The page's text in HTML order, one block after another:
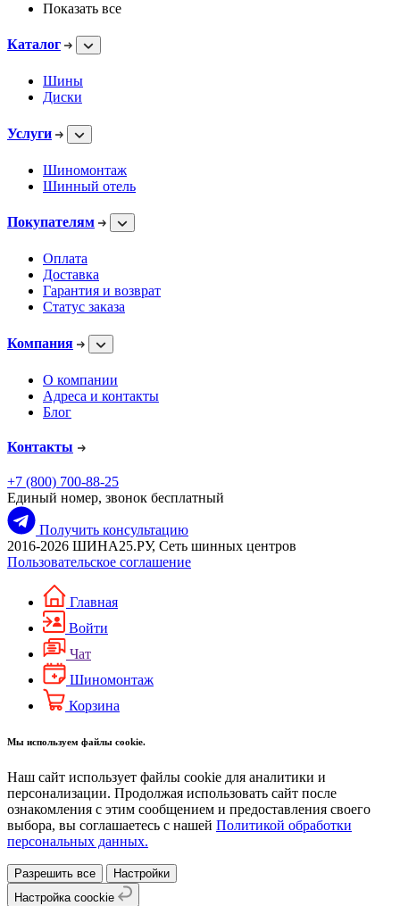
Показать все
Каталог
Шины
Диски
Услуги
Шиномонтаж
Шинный отель
Покупателям
Оплата
Доставка
Гарантия и возврат
Статус заказа
Компания
О компании
Адреса и контакты
Блог
Контакты
+7 (800) 700-88-25
Единый номер, звонок бесплатный
Получить консультацию
2016-2026 ШИНА25.РУ, Сеть шинных центров
Пользовательское соглашение
Главная
Войти
Чат
Шиномонтаж
Корзина
Мы используем файлы cookie.
Наш сайт использует файлы cookie для аналитики и
персонализации. Продолжая использовать сайт после
ознакомления с этим сообщением и предоставления своего
выбора, вы соглашаетесь с нашей Политикой обработки
персональных данных.
Разрешить все
Настройки
Настройка coockie